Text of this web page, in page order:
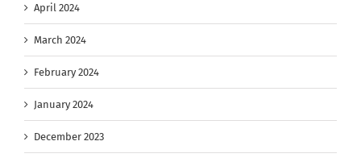
April 2024
March 2024
February 2024
January 2024
December 2023